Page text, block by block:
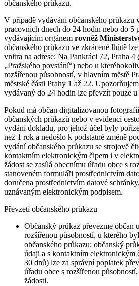
občanského průkazu.
V případě vydávání občanského průkazu
pracovních dnech do 24 hodin nebo do 5
vydávajícím orgánem rovněž
občanského průkazu ve zkrácené lhůtě
vnitra na adrese: Na Pankráci 72, Praha 4
„Pražského povstání“) nebo u
rozšířenou působností, v hlavním městě
městské části Prahy 1 až 22.
vydávaný do 24 hodin lze převzít pouze
Pokud má občan digitalizovanou
občanských průkazů nebo v evidenci
vydání dokladu, pro jehož účel byly
než 1 rok a nedošlo k podstatné změně
vydání občanského průkazu se strojově
kontaktním elektronickým čipem i v
žádost se zasílá obecnímu úřadu obce s
stanoveném formuláři prostřednictvím
doručena prostřednictvím datové
uznávaným elektronickým podpisem.
Převzetí občanského průkazu
Občanský průkaz převezme občan
rozšířenou působností, u kterého
občanského průkazu; občanský
údaji a s kontaktním elektronickým
30 dnů) lze za správní poplatek
úřadu obce s rozšířenou
žádosti.